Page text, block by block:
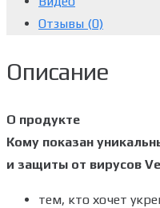
Отзывы (0)
Описание
О продукте
Кому показан
и защиты от вирусов
тем, кто хочет